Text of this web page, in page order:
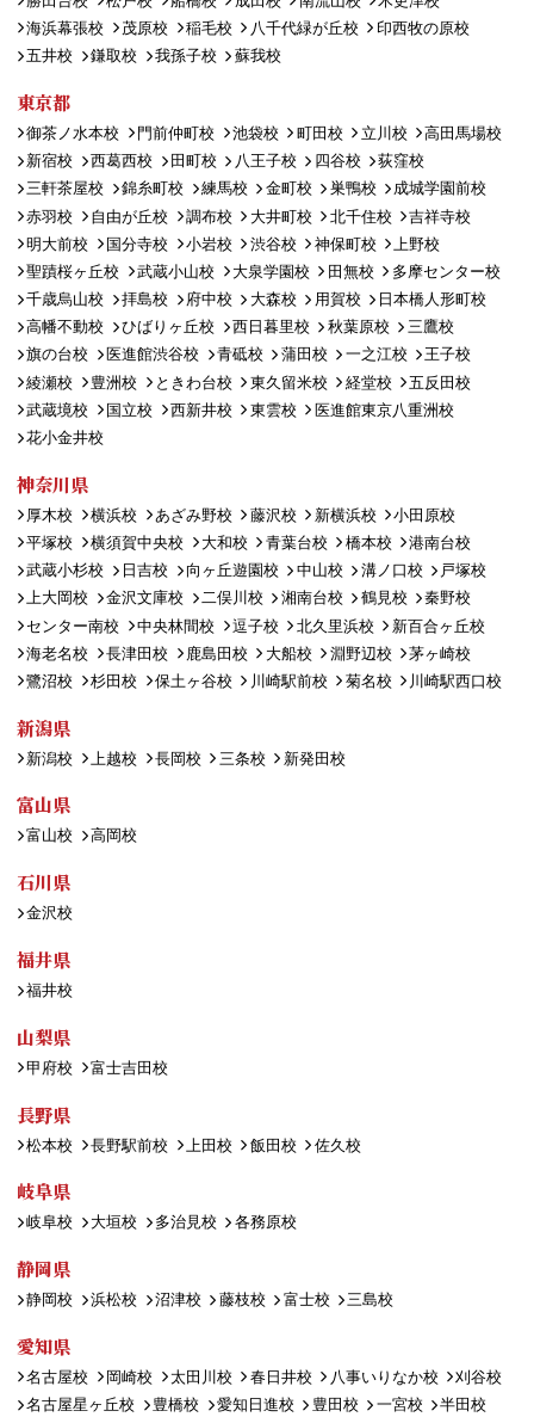
海浜幕張校
茂原校 稲毛校 八千代緑が丘校
印西牧の原校
五井校
鎌取校 我孫子校 蘇我校
東京都
御茶ノ水本校 門前仲町校 池袋校 町田校 立川校
高田馬場校
新宿校
西葛西校 田町校 八王子校 四谷校
荻窪校
三軒茶屋校
錦糸町校 練馬校 金町校 巣鴨校
成城学園前校
赤羽校
自由が丘校 調布校 大井町校 北千住校
吉祥寺校
明大前校
国分寺校 小岩校 渋谷校 神保町校
上野校
聖蹟桜ヶ丘校
武蔵小山校 大泉学園校 田無校
多摩センター校
千歳烏山校
拝島校 府中校 大森校 用賀校
日本橋人形町校
高幡不動校
ひばりヶ丘校 西日暮里校 秋葉原校
三鷹校
旗の台校
医進館渋谷校 青砥校 蒲田校 一之江校
王子校
綾瀬校
豊洲校 ときわ台校 東久留米校 経堂校
五反田校
武蔵境校
国立校 西新井校 東雲校
医進館東京八重洲校
花小金井校
神奈川県
厚木校 横浜校 あざみ野校 藤沢校 新横浜校
小田原校
平塚校
横須賀中央校 大和校 青葉台校 橋本校
港南台校
武蔵小杉校
日吉校 向ヶ丘遊園校 中山校 溝ノ口校
戸塚校
上大岡校
金沢文庫校 二俣川校 湘南台校 鶴見校
秦野校
センター南校
中央林間校 逗子校 北久里浜校
新百合ヶ丘校
海老名校
長津田校 鹿島田校 大船校 淵野辺校
茅ヶ崎校
鷺沼校
杉田校 保土ヶ谷校 川崎駅前校 菊名校 川崎駅西口校
新潟県
新潟校 上越校 長岡校 三条校 新発田校
富山県
富山校 高岡校
石川県
金沢校
福井県
福井校
山梨県
甲府校 富士吉田校
長野県
松本校 長野駅前校 上田校 飯田校 佐久校
岐阜県
岐阜校 大垣校 多治見校 各務原校
静岡県
静岡校 浜松校 沼津校 藤枝校 富士校 三島校
愛知県
名古屋校 岡崎校 太田川校 春日井校 八事いりなか校
刈谷校
名古屋星ヶ丘校
豊橋校 愛知日進校 豊田校 一宮校
半田校